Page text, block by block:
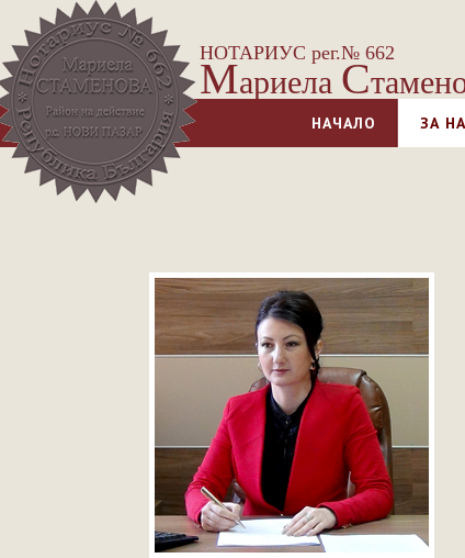
НОТАРИУС рег.№ 662
Мариела С
НАЧАЛО ЗА